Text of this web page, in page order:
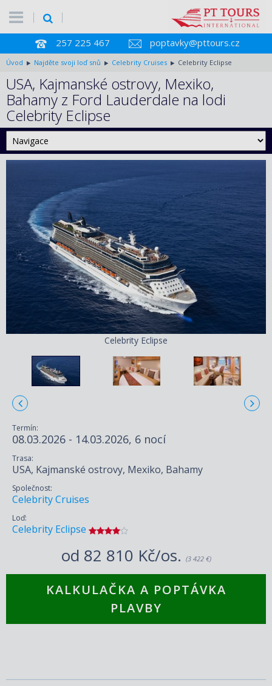
257 225 467 poptavky@pttours.cz
Úvod Najděte svoji loď snů Celebrity Cruises Celebrity Eclipse
USA, Kajmanské ostrovy, Mexiko,
Bahamy z Ford Lauderdale na lodi
Celebrity Eclipse
Celebrity Eclipse
Termín:
08.03.2026 - 14.03.2026, 6 nocí
Trasa:
USA, Kajmanské ostrovy, Mexiko, Bahamy
Společnost:
Celebrity Cruises
Loď:
Celebrity Eclipse
od 82 810 Kč/os. (3 422 €)
KALKULAČKA A POPTÁVKA
PLAVBY